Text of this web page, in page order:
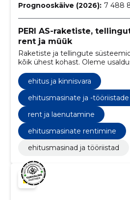
Prognooskäive (2026): 7 488
PERI AS-raketiste,
rent ja müük
Raketiste ja tellingute
kõik ühest kohast. Oleme
projekti faasis kogu
ehitus ja kinnisvara
ehitusmasinate ja -
rent ja laenutamine
ehitusmasinate rentimine
ehitusmasinad ja tööriistad